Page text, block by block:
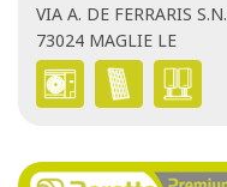
VIA A. DE FERRARIS S.N.
73024 MAGLIE LE